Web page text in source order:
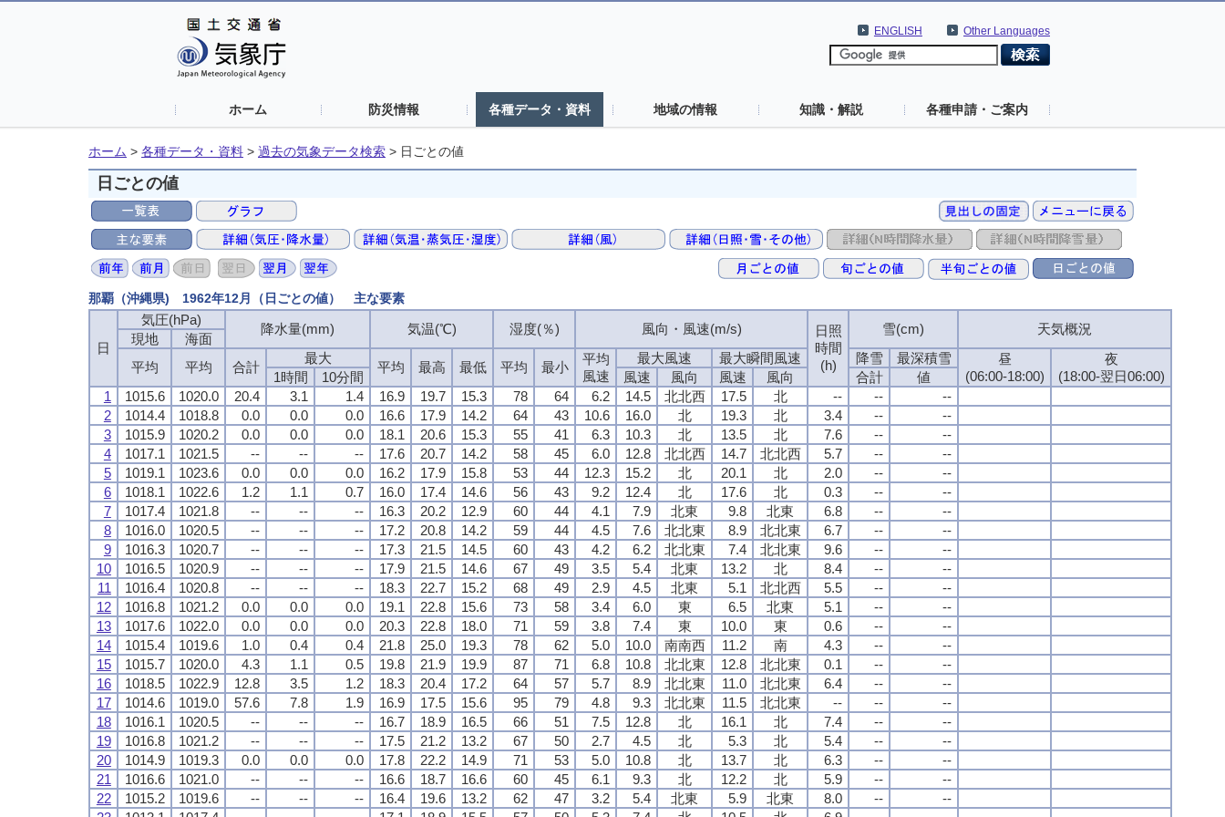
Other Languages
ENGLISH
ホーム 防災情報 各種データ・資料 地域の情報 知識・解説 各種申請・ご案内
ホーム > 各種データ・資料 > 過去の気象データ検索 > 日ごとの値
日ごとの値
那覇（沖縄県) 1962年12月（日ごとの値） 主な要素
日
気圧(hPa)
降水量(mm) 気温(℃) 湿度(％) 風向・風速(m/s)
日照
時間
(h)
雪(cm) 天気概況
現地
海面
平均
平均 合計
最大
平均 最高 最低 平均 最小
平均
風速
最大風速 最大瞬間風速 降雪 最深積雪
昼
(06:00-18:00)
夜
(18:00-翌日06:00)
1時間 10分間 風速 風向 風速 風向 合計
値
1
1015.6 1020.0 20.4 3.1 1.4 16.9 19.7 15.3 78 64 6.2 14.5 北北西 17.5 北 -- --
--
2
1014.4 1018.8 0.0 0.0 0.0 16.6 17.9 14.2 64 43 10.6 16.0 北 19.3 北 3.4 --
--
3
1015.9 1020.2 0.0 0.0 0.0 18.1 20.6 15.3 55 41 6.3 10.3 北 13.5 北 7.6 --
--
4
1017.1 1021.5 -- -- -- 17.6 20.7 14.2 58 45 6.0 12.8 北北西 14.7 北北西 5.7 --
--
5
1019.1 1023.6 0.0 0.0 0.0 16.2 17.9 15.8 53 44 12.3 15.2 北 20.1 北 2.0 --
--
6
1018.1 1022.6 1.2 1.1 0.7 16.0 17.4 14.6 56 43 9.2 12.4 北 17.6 北 0.3 --
--
7
1017.4 1021.8 -- -- -- 16.3 20.2 12.9 60 44 4.1 7.9 北東 9.8 北東 6.8 --
--
8
1016.0 1020.5 -- -- -- 17.2 20.8 14.2 59 44 4.5 7.6 北北東 8.9 北北東 6.7 --
--
9
1016.3 1020.7 -- -- -- 17.3 21.5 14.5 60 43 4.2 6.2 北北東 7.4 北北東 9.6 --
--
10
1016.5 1020.9 -- -- -- 17.9 21.5 14.6 67 49 3.5 5.4 北東 13.2 北 8.4 --
--
11
1016.4 1020.8 -- -- -- 18.3 22.7 15.2 68 49 2.9 4.5 北東 5.1 北北西 5.5 --
--
12
1016.8 1021.2 0.0 0.0 0.0 19.1 22.8 15.6 73 58 3.4 6.0 東 6.5 北東 5.1 --
--
13
1017.6 1022.0 0.0 0.0 0.0 20.3 22.8 18.0 71 59 3.8 7.4 東 10.0 東 0.6 --
--
14
1015.4 1019.6 1.0 0.4 0.4 21.8 25.0 19.3 78 62 5.0 10.0 南南西 11.2 南 4.3 --
--
15
1015.7 1020.0 4.3 1.1 0.5 19.8 21.9 19.9 87 71 6.8 10.8 北北東 12.8 北北東 0.1 --
--
16
1018.5 1022.9 12.8 3.5 1.2 18.3 20.4 17.2 64 57 5.7 8.9 北北東 11.0 北北東 6.4 --
--
17
1014.6 1019.0 57.6 7.8 1.9 16.9 17.5 15.6 95 79 4.8 9.3 北北東 11.5 北北東 -- --
--
18
1016.1 1020.5 -- -- -- 16.7 18.9 16.5 66 51 7.5 12.8 北 16.1 北 7.4 --
--
19
1016.8 1021.2 -- -- -- 17.5 21.2 13.2 67 50 2.7 4.5 北 5.3 北 5.4 --
--
20
1014.9 1019.3 0.0 0.0 0.0 17.8 22.2 14.9 71 53 5.0 10.8 北 13.7 北 6.3 --
--
21
1016.6 1021.0 -- -- -- 16.6 18.7 16.6 60 45 6.1 9.3 北 12.2 北 5.9 --
--
22
1015.2 1019.6 -- -- -- 16.4 19.6 13.2 62 47 3.2 5.4 北東 5.9 北東 8.0 --
--